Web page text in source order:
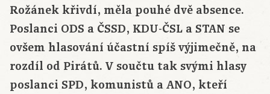
Rožánek křivdí, měla pouhé dvě absence.
Poslanci ODS a ČSSD, KDU-ČSL a STAN se
ovšem hlasování účastní spíš výjimečně, na
rozdíl od Pirátů. V součtu tak svými hlasy
poslanci SPD, komunistů a ANO, kteří